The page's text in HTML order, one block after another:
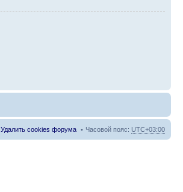
Часовой пояс: UTC+03:00
Удалить cookies форума